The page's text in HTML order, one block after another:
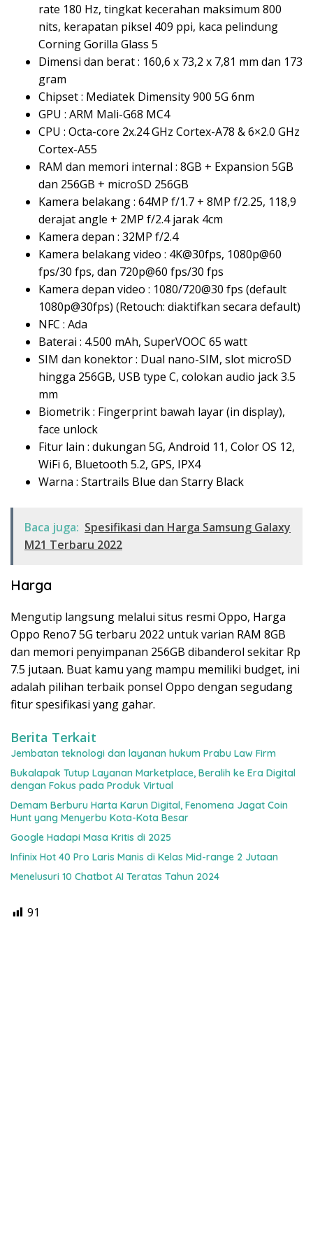
rate 180 Hz, tingkat kecerahan maksimum 800
nits, kerapatan piksel 409 ppi, kaca pelindung
Corning Gorilla Glass 5
Dimensi dan berat : 160,6 x 73,2 x 7,81 mm dan 173
gram
Chipset : Mediatek Dimensity 900 5G 6nm
GPU : ARM Mali-G68 MC4
CPU : Octa-core 2x.24 GHz Cortex-A78 & 6×2.0 GHz
Cortex-A55
RAM dan memori internal : 8GB + Expansion 5GB
dan 256GB + microSD 256GB
Kamera belakang : 64MP f/1.7 + 8MP f/2.25, 118,9
derajat angle + 2MP f/2.4 jarak 4cm
Kamera depan : 32MP f/2.4
Kamera belakang video : 4K@30fps, 1080p@60
fps/30 fps, dan 720p@60 fps/30 fps
Kamera depan video : 1080/720@30 fps (default
1080p@30fps) (Retouch: diaktifkan secara default)
NFC : Ada
Baterai : 4.500 mAh, SuperVOOC 65 watt
SIM dan konektor : Dual nano-SIM, slot microSD
hingga 256GB, USB type C, colokan audio jack 3.5
mm
Biometrik : Fingerprint bawah layar (in display),
face unlock
Fitur lain : dukungan 5G, Android 11, Color OS 12,
WiFi 6, Bluetooth 5.2, GPS, IPX4
Warna : Startrails Blue dan Starry Black
Baca juga: Spesifikasi dan Harga Samsung Galaxy
M21 Terbaru 2022
Harga
Mengutip langsung melalui situs resmi Oppo, Harga
Oppo Reno7 5G terbaru 2022 untuk varian RAM 8GB
dan memori penyimpanan 256GB dibanderol sekitar Rp
7.5 jutaan. Buat kamu yang mampu memiliki budget, ini
adalah pilihan terbaik ponsel Oppo dengan segudang
fitur spesifikasi yang gahar.
Berita Terkait
Jembatan teknologi dan layanan hukum Prabu Law Firm
Bukalapak Tutup Layanan Marketplace, Beralih ke Era Digital
dengan Fokus pada Produk Virtual
Demam Berburu Harta Karun Digital, Fenomena Jagat Coin
Hunt yang Menyerbu Kota-Kota Besar
Google Hadapi Masa Kritis di 2025
Infinix Hot 40 Pro Laris Manis di Kelas Mid-range 2 Jutaan
Menelusuri 10 Chatbot AI Teratas Tahun 2024
91